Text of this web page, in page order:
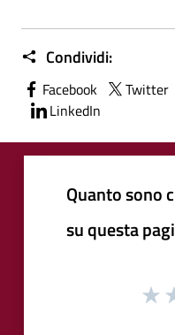
Condividi:
Facebook Twitter
LinkedIn
Quanto sono
su questa